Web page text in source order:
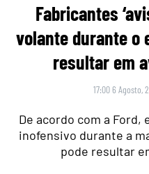
Fabricantes
volante durante o
resultar em
17:00 6 Agosto,
De acordo com a
inofensivo durante a
pode resultar